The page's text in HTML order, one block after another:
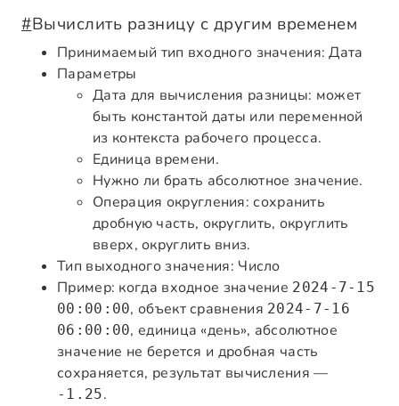
#Вычислить разницу с другим временем
Принимаемый тип входного значения: Дата
Параметры
Дата для вычисления разницы: может
быть константой даты или переменной
из контекста рабочего процесса.
Единица времени.
Нужно ли брать абсолютное значение.
Операция округления: сохранить
дробную часть, округлить, округлить
вверх, округлить вниз.
Тип выходного значения: Число
Пример: когда входное значение 2024-7-15
00:00:00, объект сравнения 2024-7-16
06:00:00, единица «день», абсолютное
значение не берется и дробная часть
сохраняется, результат вычисления —
-1.25.